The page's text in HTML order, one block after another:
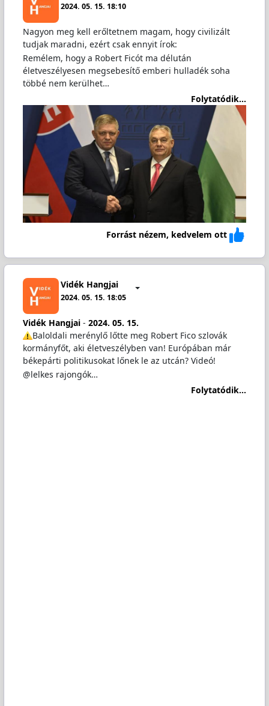
2024. 05. 15. 18:10
Nagyon meg kell erőltetnem magam, hogy civilizált
tudjak maradni, ezért csak ennyit írok:
Remélem, hogy a Robert Ficót ma délután
életveszélyesen megsebesítő emberi hulladék soha
többé nem kerülhet…
Folytatódik...
Forrást nézem, kedvelem ott
Vidék Hangjai
2024. 05. 15. 18:05
Vidék Hangjai- 2024. 05. 15.
️Baloldali merénylő lőtte meg Robert Fico szlovák
kormányfőt, aki életveszélyben van! Európában már
békepárti politikusokat lőnek le az utcán? Videó!
@lelkes rajongók…
Folytatódik...